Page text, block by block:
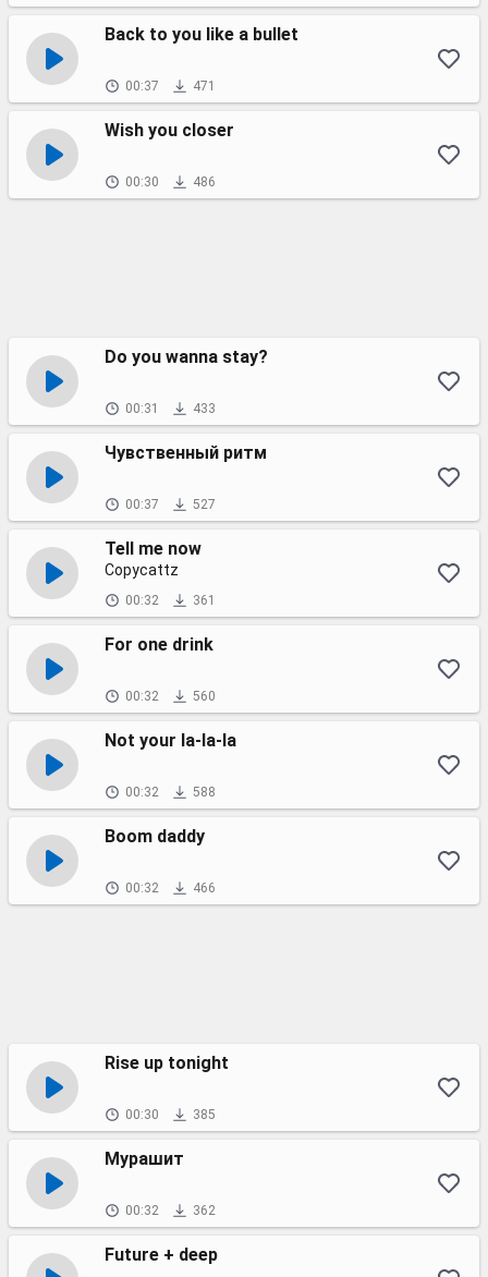
Back to you like a bullet
00:37 471
Wish you closer
00:30 486
Do you wanna stay?
00:31 433
Чувственный ритм
00:37 527
Tell me now
Copycattz
00:32 361
For one drink
00:32 560
Not your la-la-la
00:32 588
Boom daddy
00:32 466
Rise up tonight
00:30 385
Мурашит
00:32 362
Future + deep